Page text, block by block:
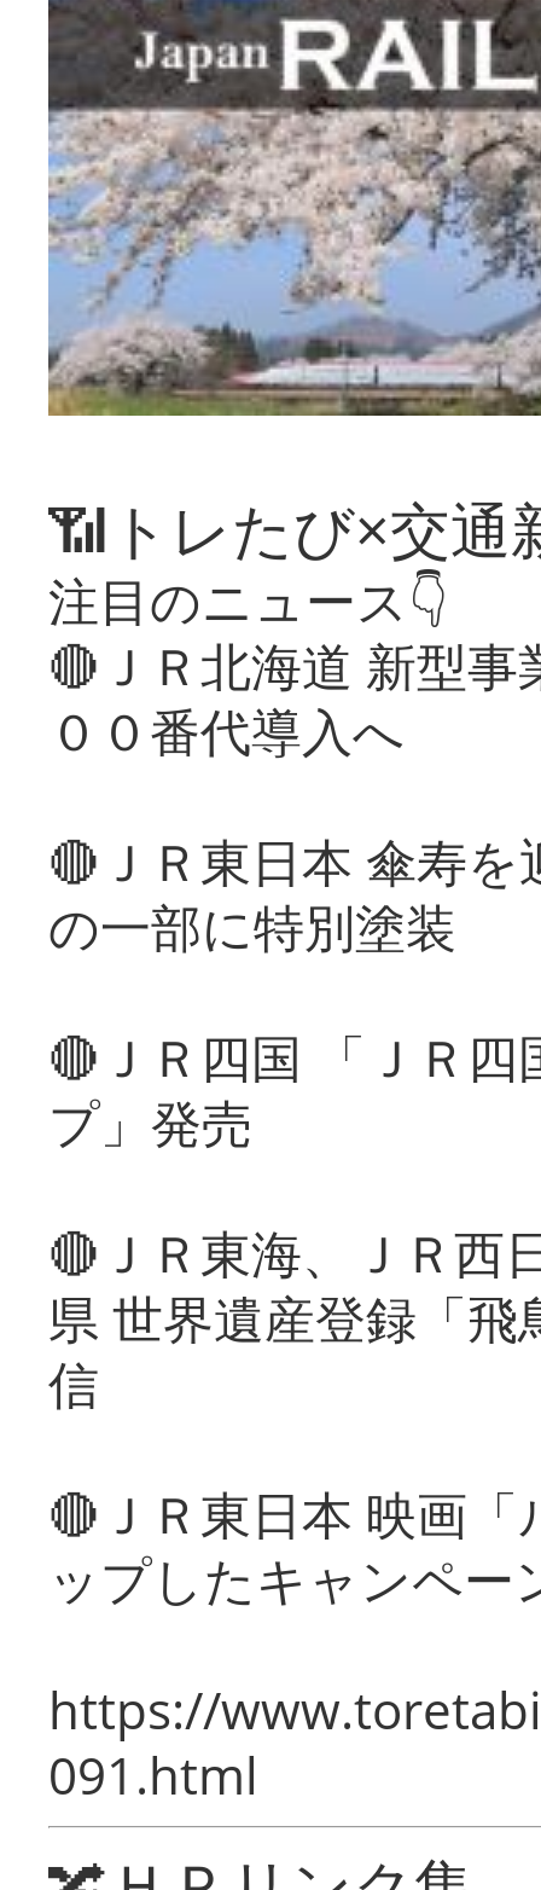
📶トレたび×交通
注目のニュース👇
🔴ＪＲ北海道 新型
００番代導入へ
🔴ＪＲ東日本 傘寿
の一部に特別塗装
🔴ＪＲ四国 「ＪＲ
プ」発売
🔴ＪＲ東海、ＪＲ西
県 世界遺産登録「
信
🔴ＪＲ東日本 映画
ップしたキャンペー
https://
091.html